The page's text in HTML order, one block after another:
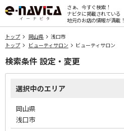
さぁ、今すぐ検索！
ナビタに掲載されている
地元のお店の情報が満載！
トップ 岡山県
浅口市
トップ
ビューティサロン ビューティサロン
検索条件 設定・変更
選択中のエリア
岡山県
浅口市